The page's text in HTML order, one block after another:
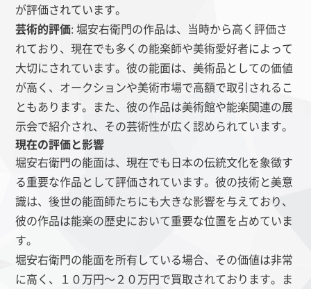
が評価されています。
芸術的評価: 堀安右衛門の作品は、当時から高く評価さ
れており、現在でも多くの能楽師や美術愛好者によって
大切にされています。彼の能面は、美術品としての価値
が高く、オークションや美術市場で高額で取引されるこ
ともあります。また、彼の作品は美術館や能楽関連の展
示会で紹介され、その芸術性が広く認められています。
現在の評価と影響
堀安右衛門の能面は、現在でも日本の伝統文化を象徴す
る重要な作品として評価されています。彼の技術と美意
識は、後世の能面師たちにも大きな影響を与えており、
彼の作品は能楽の歴史において重要な位置を占めていま
す。
堀安右衛門の能面を所有している場合、その価値は非常
に高く、１０万円～２０万円で買取されております。ま